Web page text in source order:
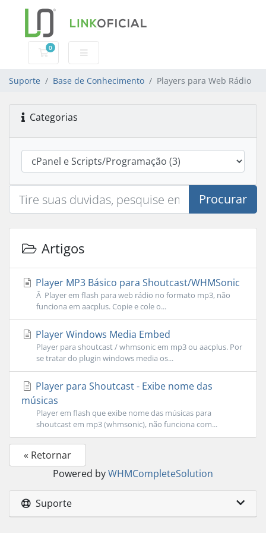
0
Carrinho de Compras
Suporte Base de Conhecimento Players para Web Rádio
Categorias
Procurar
Artigos
Player MP3 Básico para Shoutcast/WHMSonic
Â Player em flash para web rádio no formato mp3, não
funciona em aacplus. Copie e cole o...
Player Windows Media Embed
Player para shoutcast / whmsonic em mp3 ou aacplus. Por
se tratar do plugin windows media os...
Player para Shoutcast - Exibe nome das
músicas
Player em flash que exibe nome das músicas para
shoutcast em mp3 (whmsonic), não funciona com...
« Retornar
Powered byWHMCompleteSolution
Suporte